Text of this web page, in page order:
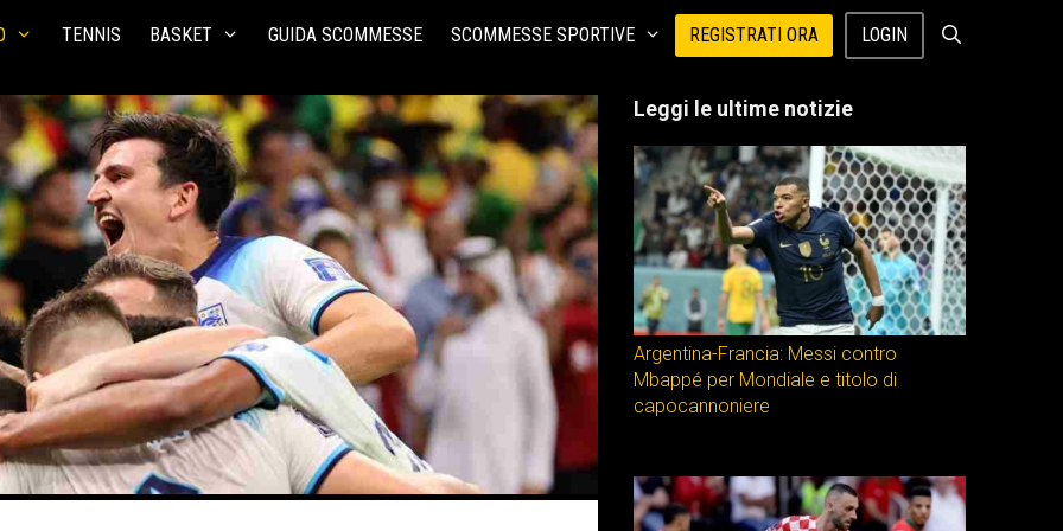
TENNIS BASKET GUIDA SCOMMESSE SCOMMESSE SPORTIVE REGISTRATI ORA LOGIN
Leggi le ultime notizie
Argentina-Francia: Messi contro
Mbappé per Mondiale e titolo di
capocannoniere